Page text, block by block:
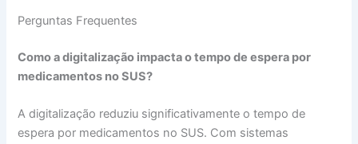
Perguntas Frequentes
Como a digitalização impacta o tempo de espera por
medicamentos no SUS?
A digitalização reduziu significativamente o tempo de
espera por medicamentos no SUS. Com sistemas